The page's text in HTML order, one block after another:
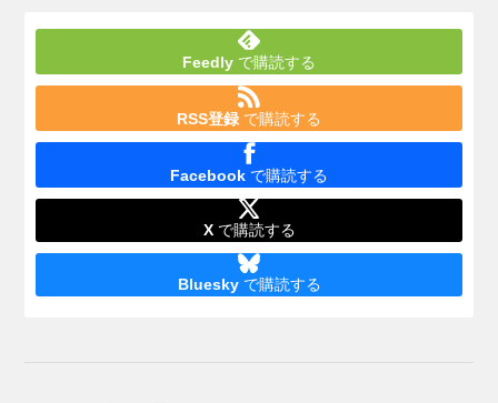
Feedly で購読する
RSS登録 で購読する
Facebook で購読する
Xで購読する
Blueskyで購読する